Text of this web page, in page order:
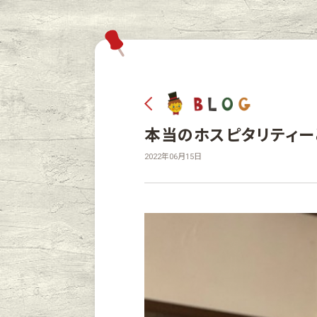
本当のホスピタリティー
2022年06月15日